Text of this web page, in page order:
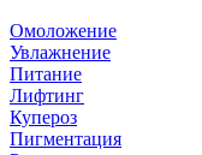
Омоложение
Увлажнение
Питание
Лифтинг
Купероз
Пигментация